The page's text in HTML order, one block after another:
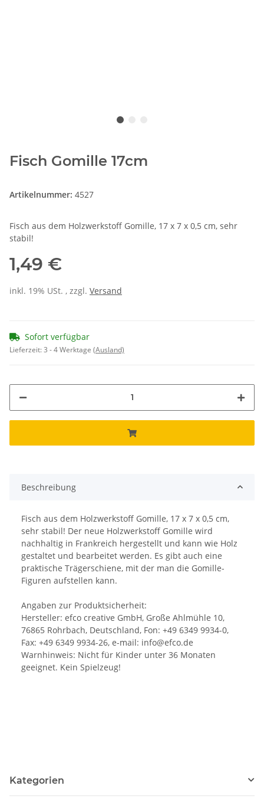
Fisch Gomille 17cm
Artikelnummer: 4527
Fisch aus dem Holzwerkstoff Gomille, 17 x 7 x 0,5 cm, sehr
stabil!
1,49 €
inkl. 19% USt. , zzgl. Versand
Sofort verfügbar
Lieferzeit:3 - 4 Werktage (Ausland)
Beschreibung
Fisch aus dem Holzwerkstoff Gomille, 17 x 7 x 0,5 cm,
sehr stabil! Der neue Holzwerkstoff Gomille wird
nachhaltig in Frankreich hergestellt und kann wie Holz
gestaltet und bearbeitet werden. Es gibt auch eine
praktische Trägerschiene, mit der man die Gomille-
Figuren aufstellen kann.
Angaben zur Produktsicherheit:
Hersteller: efco creative GmbH, Große Ahlmühle 10,
76865 Rohrbach, Deutschland, Fon: +49 6349 9934-0,
Fax: +49 6349 9934-26, e-mail: info@efco.de
Warnhinweis: Nicht für Kinder unter 36 Monaten
geeignet. Kein Spielzeug!
Kategorien